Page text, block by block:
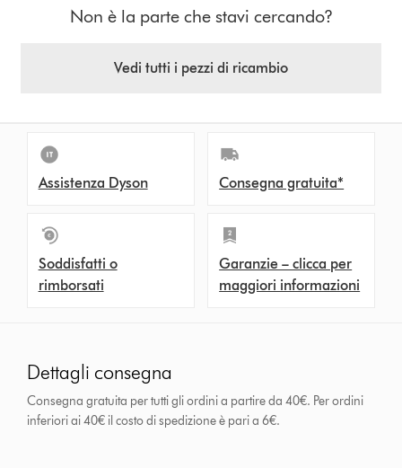
Non è la parte che stavi cercando?
Vedi tutti i pezzi di ricambio
Assistenza Dyson Consegna gratuita*
Soddisfatti o
rimborsati
Garanzie – clicca per
maggiori informazioni
Dettagli consegna
Consegna gratuita per tutti gli ordini a partire da 40€. Per ordini
inferiori ai 40€ il costo di spedizione è pari a 6€.